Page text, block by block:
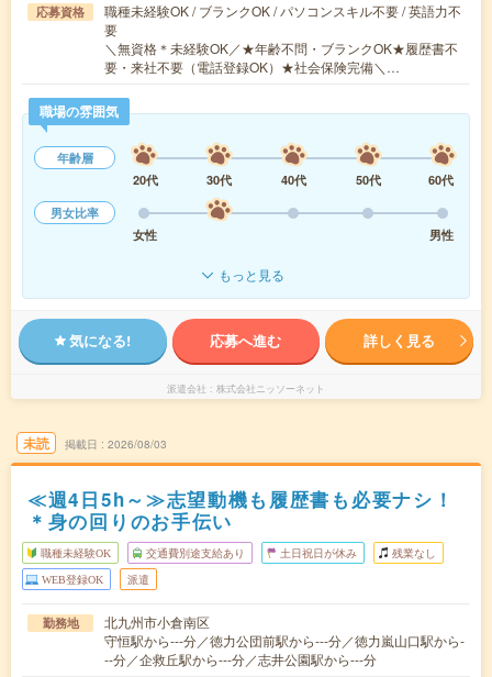
応募資格
職種未経験OK / ブランクOK / パソコンスキル不要 / 英語力不
要
＼無資格＊未経験OK／★年齢不問・ブランクOK★履歴書不
要・来社不要（電話登録OK）★社会保険完備＼…
職場の雰囲気
年齢層
20代
30代 40代 50代
60代
男女比率
女性
男性
もっと見る
気になる! 応募へ進む 詳しく見る
派遣会社 株式会社ニッソーネット
未読 掲載日 2026/08/03
≪週4日5h～≫志望動機も履歴書も必要ナシ！
＊身の回りのお手伝い
職種未経験OK 交通費別途支給あり 土日祝日が休み 残業なし
WEB登録OK 派遣
勤務地
北九州市小倉南区
守恒駅から---分／徳力公団前駅から---分／徳力嵐山口駅から-
--分／企救丘駅から---分／志井公園駅から---分